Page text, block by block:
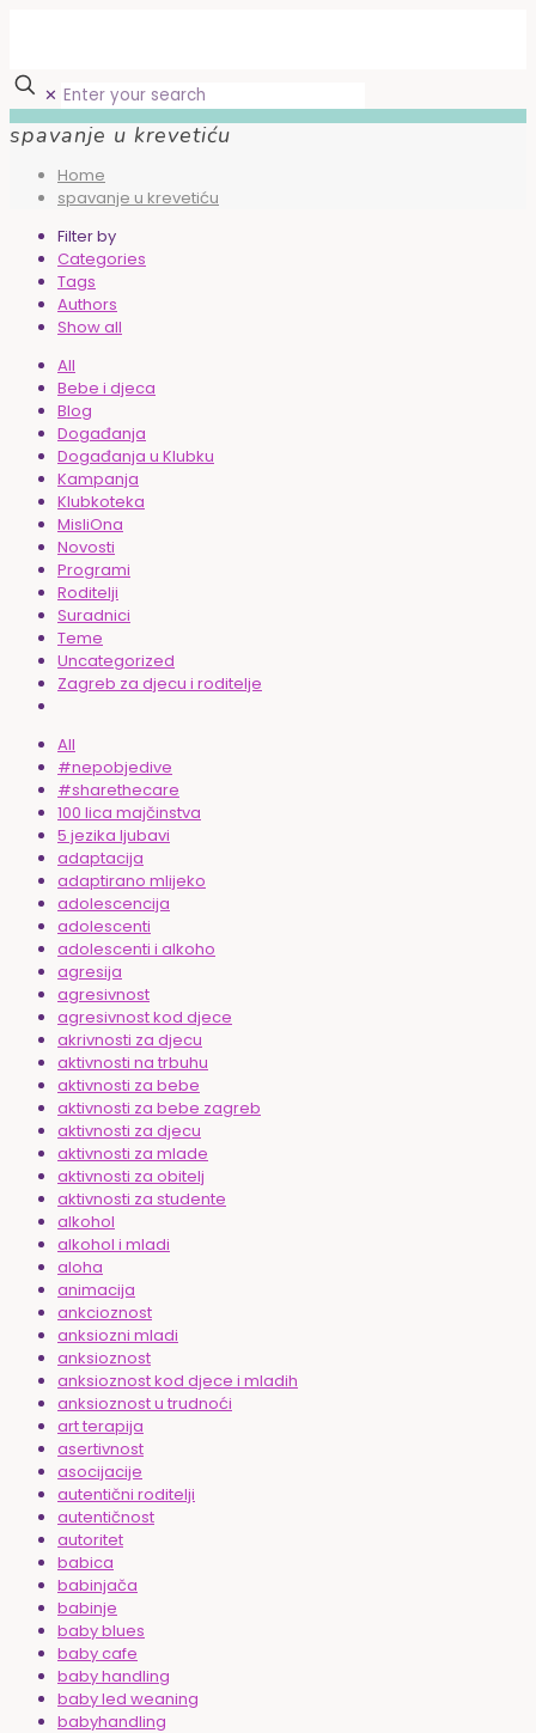
✕
spavanje u krevetiću
Home
spavanje u krevetiću
Filter by
Categories
Tags
Authors
Show all
All
Bebe i djeca
Blog
Događanja
Događanja u Klubku
Kampanja
Klubkoteka
MisliOna
Novosti
Programi
Roditelji
Suradnici
Teme
Uncategorized
Zagreb za djecu i roditelje
All
#nepobjedive
#sharethecare
100 lica majčinstva
5 jezika ljubavi
adaptacija
adaptirano mlijeko
adolescencija
adolescenti
adolescenti i alkoho
agresija
agresivnost
agresivnost kod djece
akrivnosti za djecu
aktivnosti na trbuhu
aktivnosti za bebe
aktivnosti za bebe zagreb
aktivnosti za djecu
aktivnosti za mlade
aktivnosti za obitelj
aktivnosti za studente
alkohol
alkohol i mladi
aloha
animacija
ankcioznost
anksiozni mladi
anksioznost
anksioznost kod djece i mladih
anksioznost u trudnoći
art terapija
asertivnost
asocijacije
autentični roditelji
autentičnost
autoritet
babica
babinjača
babinje
baby blues
baby cafe
baby handling
baby led weaning
babyhandling